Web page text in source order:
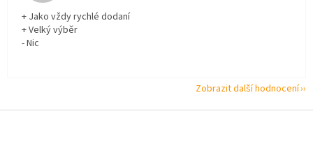
+ Jako vždy rychlé dodaní
+ Velký výběr
- Nic
Zobrazit další hodnocení